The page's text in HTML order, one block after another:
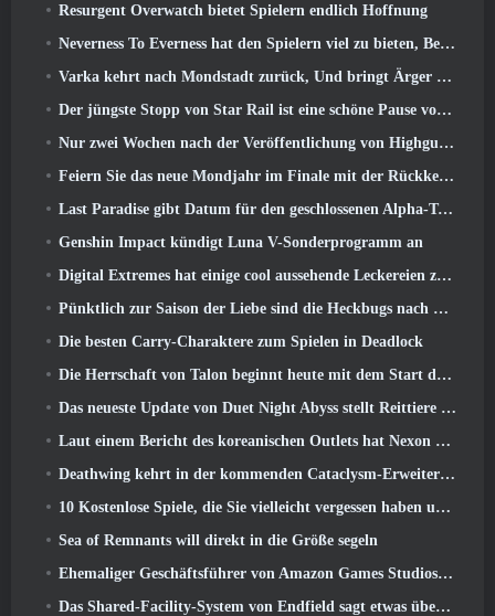
Resurgent Overwatch bietet Spielern endlich Hoffnung
Neverness To Everness hat den Spielern viel zu bieten, Besonders lustig
Varka kehrt nach Mondstadt zurück, Und bringt Ärger mit sich im Luna V-Update von Genshin Impact
Der jüngste Stopp von Star Rail ist eine schöne Pause vom Trauma
Nur zwei Wochen nach der Veröffentlichung von Highguard gibt Wildlight Entertainment Entlassungen bekannt
Feiern Sie das neue Mondjahr im Finale mit der Rückkehr des „Bank It Mode“
Last Paradise gibt Datum für den geschlossenen Alpha-Test bekannt
Genshin Impact kündigt Luna V-Sonderprogramm an
Digital Extremes hat einige cool aussehende Leckereien zur Feier des Mondneujahrs in Warframe zusammengestellt
Pünktlich zur Saison der Liebe sind die Heckbugs nach Trove zurückgekehrt
Die besten Carry-Charaktere zum Spielen in Deadlock
Die Herrschaft von Talon beginnt heute mit dem Start der Overwatch-Saison 1: Eroberung
Das neueste Update von Duet Night Abyss stellt Reittiere vor
Laut einem Bericht des koreanischen Outlets hat Nexon ein StarCraft-Shooter-Entwicklerteam zusammengestellt
Deathwing kehrt in der kommenden Cataclysm-Erweiterung nach Hearthstone zurück
10 Kostenlose Spiele, die Sie vielleicht vergessen haben und die am PvP-Fest von Steam teilnehmen
Sea of ​​Remnants will direkt in die Größe segeln
Ehemaliger Geschäftsführer von Amazon Games Studios übernimmt die Leitung des westlichen Verlagswesens von Aion 2
Das Shared-Facility-System von Endfield sagt etwas über Spieler aus